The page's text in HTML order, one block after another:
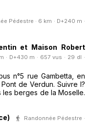
Pédestre · 6 km · D+240 m ·
et Maison Robert
· D+430 m · 657 vus · 29 dl ·
n°5 rue Gambetta, en
de Verdun. Suivre l?
les berges de la Moselle.
Randonnée Pédestre ·